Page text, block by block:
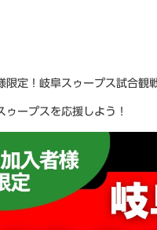
限定！岐阜スゥープス試合観
ゥープスを応援しよう！